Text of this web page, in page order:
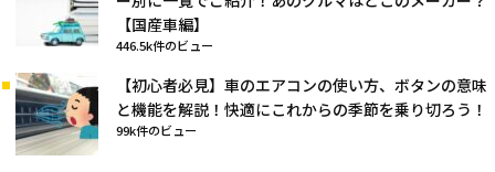
【国産車編】
446.5k件のビュー
【初心者必見】車のエアコンの使い方、ボタンの意味
と機能を解説！快適にこれからの季節を乗り切ろう！
99k件のビュー